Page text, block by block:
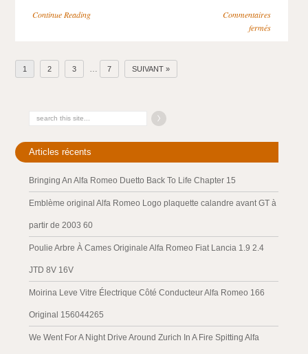
Continue Reading
Commentaires
fermés
1 2 3 … 7 SUIVANT »
Articles récents
Bringing An Alfa Romeo Duetto Back To Life Chapter 15
Emblème original Alfa Romeo Logo plaquette calandre avant GT à
partir de 2003 60
Poulie Arbre À Cames Originale Alfa Romeo Fiat Lancia 1.9 2.4
JTD 8V 16V
Moirina Leve Vitre Électrique Côté Conducteur Alfa Romeo 166
Original 156044265
We Went For A Night Drive Around Zurich In A Fire Spitting Alfa